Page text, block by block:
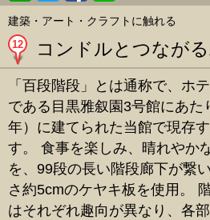
建築・アート・クラフトに触れる
12 コンドルとつなが
「百段階段」とは通称で、ホ
である目黒雅叙園3号館にあた
年）に建てられた当館で現存
す。 食事を楽しみ、晴れやか
を、99段の長い階段廊下が繋
さ約5cmのケヤキ板を使用。
はそれぞれ趣向が異なり、各